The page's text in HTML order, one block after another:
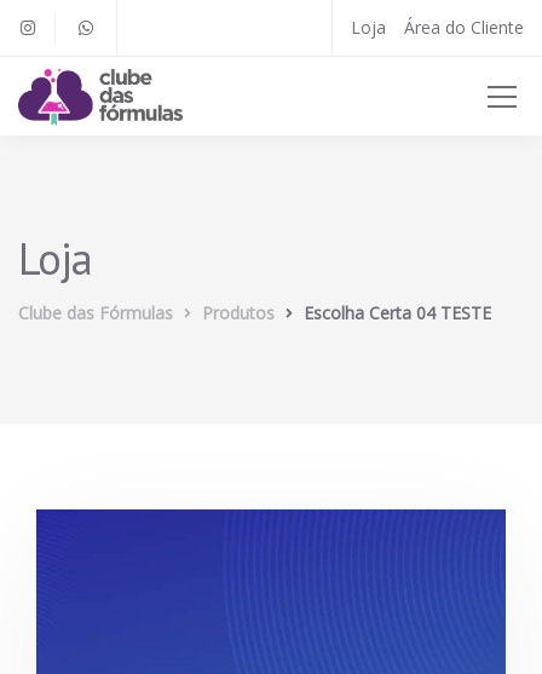
Loja Área do Cliente
Loja
Clube das Fórmulas Produtos Escolha Certa 04 TESTE